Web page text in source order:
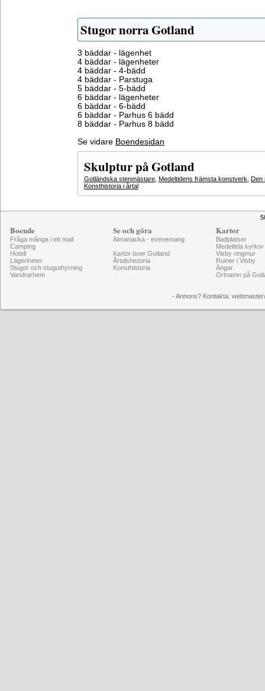
Stugor norra Gotland
3 bäddar - lägenhet
4 bäddar - lägenheter
4 bäddar - 4-bädd
4 bäddar - Parstuga
5 bäddar - 5-bädd
6 bäddar - lägenheter
6 bäddar - 6-bädd
6 bäddar - Parhus 6 bädd
8 bäddar - Parhus 8 bädd
Se vidare Boendesidan
Skulptur på Gotland
Gotländska stenmästare Medeltidens främsta konstverk Den
Konsthistoria i årtal
Boende
Fråga många i ett mail
Camping
Hotell
Lägenheter
Stugor och stuguthyrning
Vandrarhem
Se och göra
Almanacka - evenemang
Kartor över Gotland
Årtalshistoria
Konsthistoria
Kartor
Badplatser
Medeltida kyrkor
Visby ringmur
Ruiner i Visby
Ängar
Ortnamn på
- Annons? Kontakta: